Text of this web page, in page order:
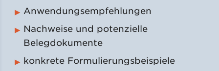
Anwendungsempfehlungen
Nachweise und potenzielle
Belegdokumente
konkrete Formulierungsbeispiele